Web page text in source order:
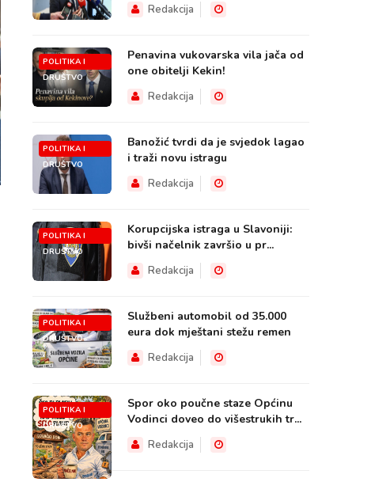
Redakcija
POLITIKA I
DRUŠTVO
Penavina vukovarska vila jača od
one obitelji Kekin!
Redakcija
POLITIKA I
DRUŠTVO
Banožić tvrdi da je svjedok lagao
i traži novu istragu
Redakcija
POLITIKA I
DRUŠTVO
Korupcijska istraga u Slavoniji:
bivši načelnik završio u pr...
Redakcija
POLITIKA I
DRUŠTVO
Službeni automobil od 35.000
eura dok mještani stežu remen
Redakcija
POLITIKA I
DRUŠTVO
Spor oko poučne staze Općinu
Vodinci doveo do višestrukih tr...
Redakcija